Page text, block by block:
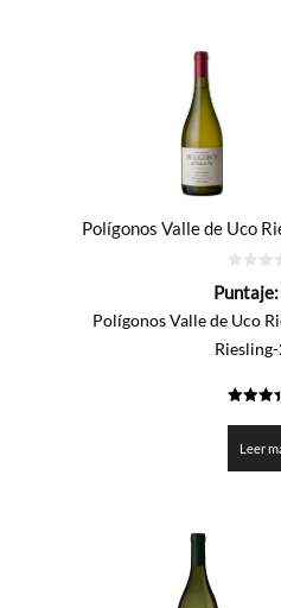
Polígonos Valle de Uco
de
Puntaje:
Polígonos Valle de Uco
de 5
Leer